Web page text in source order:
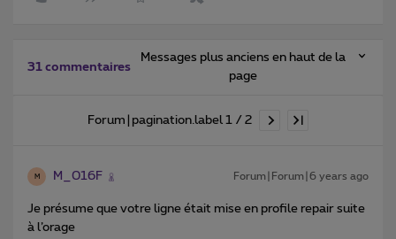
31 commentaires
Messages plus anciens en haut de la
page
Forum|pagination.label 1 / 2
M M_016F Forum|Forum|6 years ago
Je présume que votre ligne était mise en profile repair suite
à l’orage